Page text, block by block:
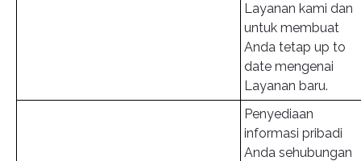
Layanan kami dan
untuk membuat
Anda tetap up to
date mengenai
Layanan baru.
Penyediaan
informasi pribadi
Anda sehubungan